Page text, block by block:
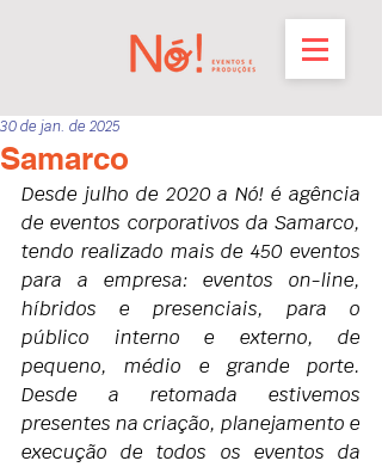
Samarco
30 de jan. de 2025
Desde julho de 2020 a Nó! é agência
de eventos corporativos da Samarco,
tendo realizado mais de 450 eventos
para a empresa: eventos on-line,
híbridos e presenciais, para o
público interno e externo, de
pequeno, médio e grande porte.
Desde a retomada estivemos
presentes na criação, planejamento e
execução de todos os eventos da